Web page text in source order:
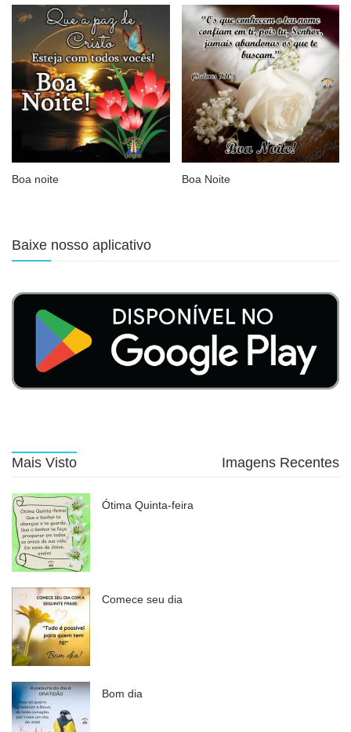
Boa noite Boa Noite
Baixe nosso aplicativo
Mais Visto Imagens Recentes
Ótima Quinta-feira
Comece seu dia
Bom dia